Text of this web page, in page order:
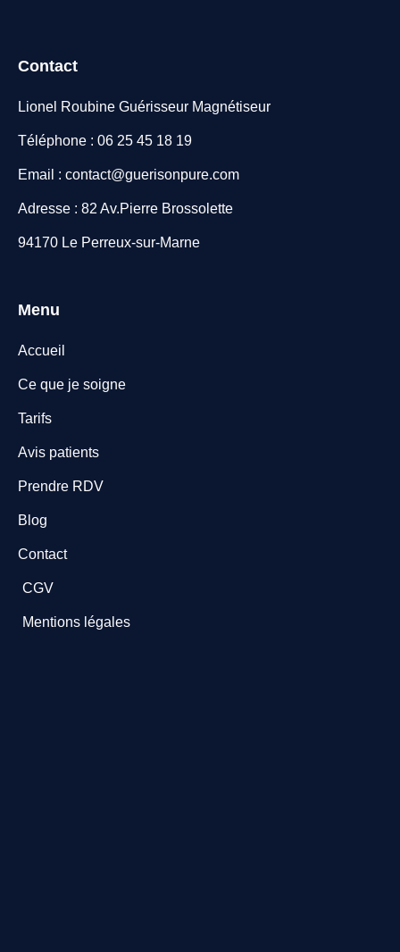
Contact
Lionel Roubine Guérisseur Magnétiseur
Téléphone : 06 25 45 18 19
Email : contact@guerisonpure.com
Adresse : 82 Av.Pierre Brossolette
94170 Le Perreux-sur-Marne
Menu
Accueil
Ce que je soigne
Tarifs
Avis patients
Prendre RDV
Blog
Contact
CGV
Mentions légales